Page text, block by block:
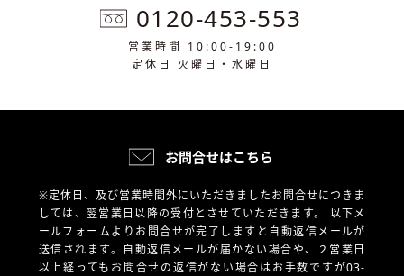
0120-453-553
営業時間 10:00-19:00
定休日 火曜日・水曜日
お問合せはこちら
※定休日、及び営業時間外にいただきましたお問合せにつきま
しては、翌営業日以降の受付とさせていただきます。 以下メ
ールフォームよりお問合せが完了しますと自動返信メールが
送信されます。自動返信メールが届かない場合や、
２営業日
以上経ってもお問合せの返信がない場合はお手数ですが03-